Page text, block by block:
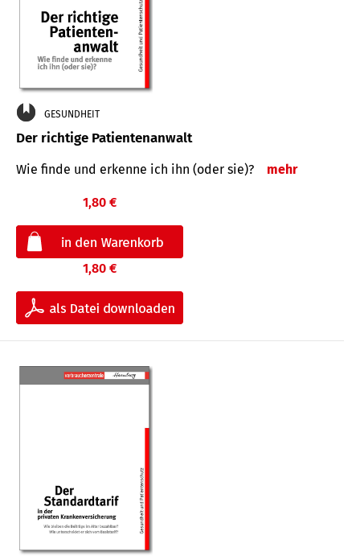
GESUNDHEIT
Der richtige Patientenanwalt
Wie finde und erkenne ich ihn (oder sie)? mehr
1,80 €
1,80 €